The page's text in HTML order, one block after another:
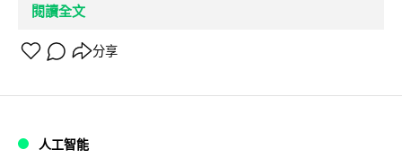
閱讀全文
分享
人工智能